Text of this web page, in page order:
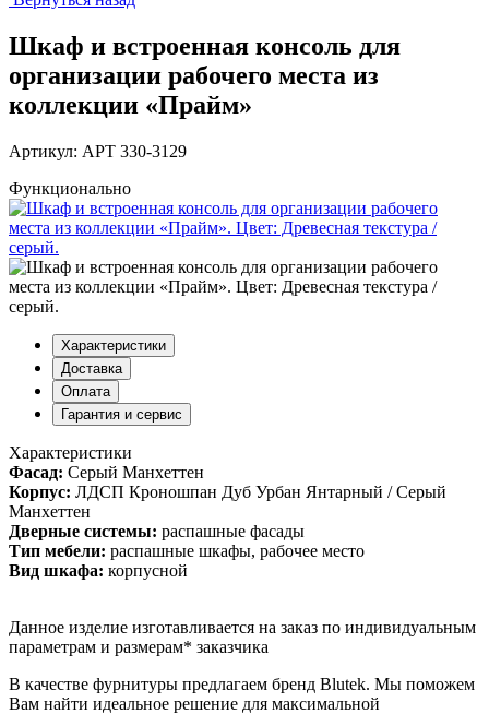
Шкаф и встроенная консоль для
организации рабочего места из
коллекции «Прайм»
Артикул: АРТ 330-3129
Функционально
Характеристики
Доставка
Оплата
Гарантия и сервис
Характеристики
Фасад: Серый Манхеттен
Корпус: ЛДСП Кроношпан Дуб Урбан Янтарный / Серый
Манхеттен
Дверные системы: распашные фасады
Тип мебели: распашные шкафы, рабочее место
Вид шкафа: корпусной
Данное изделие изготавливается на заказ по индивидуальным
параметрам и размерам* заказчика
В качестве фурнитуры предлагаем бренд Blutek. Мы поможем
Вам найти идеальное решение для максимальной